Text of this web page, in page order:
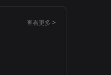
查看更多 >